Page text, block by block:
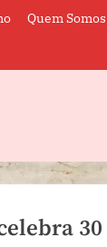
Quem Somos